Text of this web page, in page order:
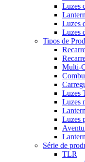
Luzes
Luzes
Luzes
Tipos de
Multi-
Luzes
Luzes
Luzes
Série de
TLR